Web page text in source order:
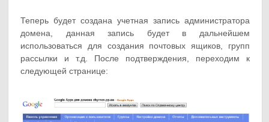
Теперь будет создана учетная запись администратора
домена, данная запись будет в дальнейшем
использоваться для создания почтовых ящиков, групп
рассылки и т.д. После подтверждения, переходим к
следующей странице: